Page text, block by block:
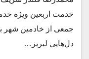
خدمت اربعین ویژه
جمعی از خادمین شهر
دل‌هایی لبریز…